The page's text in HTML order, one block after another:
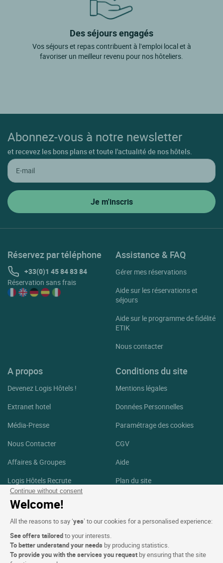
Continue without consent
Welcome!
All the reasons to say ‘yes’ to our cookies for a personalised experience:
See offers tailoredto your interests.
To better understand your needs by producing statistics.
To provide you with the services you request by ensuring that the site
Des séjours engagés
Vos séjours et repas contribuent à l’emploi local et à
favoriser un meilleur revenu pour nos hôteliers.
Abonnez-vous à notre newsletter
et recevez les bons plans et toute l'actualité de nos hôtels.
Réservez par téléphone
+33(0)1 45 84 83 84
Réservation sans frais
Assistance & FAQ
Gérer mes réservations
Aide sur les réservations et
séjours
Aide sur le programme de fidélité
ETIK
Nous contacter
A propos
Devenez Logis Hôtels !
Extranet hotel
Média-Presse
Nous Contacter
Affaires & Groupes
Logis Hôtels Recrute
Conditions du site
Mentions légales
Données Personnelles
Paramétrage des cookies
CGV
Aide
Plan du site
Suivez-nous
Facebook